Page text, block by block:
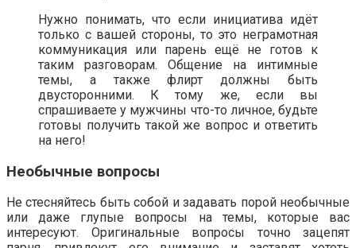
Нужно понимать, что если инициатива идёт
только с вашей стороны, то это неграмотная
коммуникация или парень ещё не готов к
таким разговорам. Общение на интимные
темы, а также флирт должны быть
двусторонними. К тому же, если вы
спрашиваете у мужчины что-то личное, будьте
готовы получить такой же вопрос и ответить
на него!
Необычные вопросы
Не стесняйтесь быть собой и задавать порой необычные
или даже глупые вопросы на темы, которые вас
интересуют. Оригинальные вопросы точно зацепят